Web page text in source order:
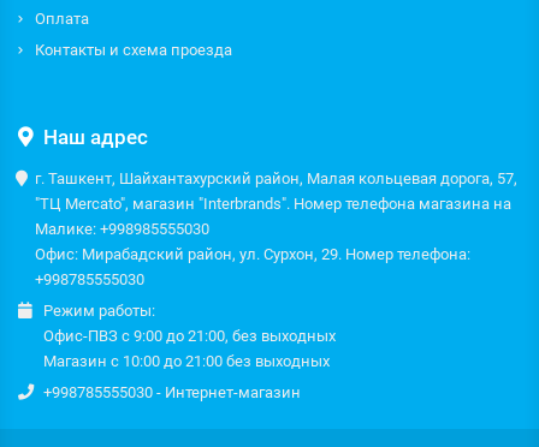
Оплата
Контакты и схема проезда
Наш адрес
г. Ташкент, Шайхантахурский район, Малая кольцевая дорога, 57,
"ТЦ Mercato", магазин "Interbrands". Номер телефона магазина на
Малике: +998985555030
Офис: Мирабадский район, ул. Сурхон, 29. Номер телефона:
+998785555030
Режим работы:
Офис-ПВЗ с 9:00 до 21:00, без выходных
Магазин с 10:00 до 21:00 без выходных
+998785555030 - Интернет-магазин